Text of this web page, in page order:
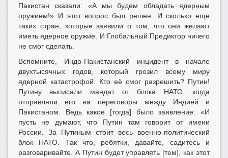
Пакистан сказали: «А мы будем обладать ядерным
оружием!» И этот вопрос был решен. И сколько еще
таких стран, которые заявили о том, что они желают
иметь ядерное оружие. И Глобальный Предиктор ничего
не смог сделать.
Вспомните, Индо-Пакистанский инцидент в начале
двухтысячных годов, который грозил всему миру
ядерной катастрофой. Кто её смог разрешить? Путин!
Путину выписали мандат от блока НАТО, когда
отправляли его на переговоры между Индией и
Пакистаном. Ведь какое [тогда] было заявление: «И
пусть не думают, что Путин там говорит от имени
России. За Путиным стоит весь военно-политический
блок НАТО. Так что, ребятки, давайте, садитесь и
разговаривайте. А Путин будет управлять [тем], как этот